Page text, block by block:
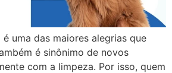
uma das maiores alegrias que
é sinônimo de novos
com a limpeza. Por isso, quem